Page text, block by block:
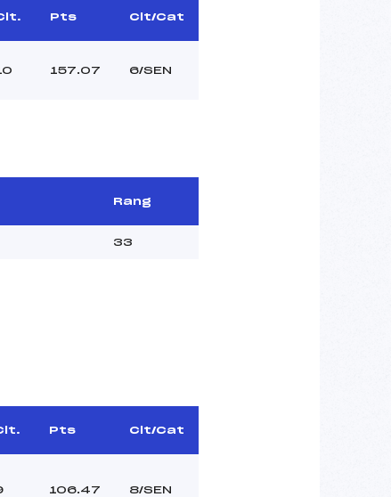
Pts Clt/Cat
157.07 6/SEN
Rang
33
Pts Clt/Cat
106.47 8/SEN